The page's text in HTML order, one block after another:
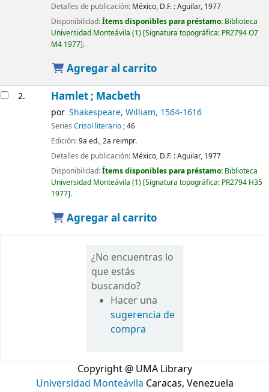
Detalles de publicación: México, D.F. :Aguilar, 1977
Disponibilidad:Ítems disponibles para préstamo: Biblioteca
Universidad Monteávila (1) Signatura topográfica: PR2794 O7
M4 1977 .
Agregar al carrito
2. Hamlet ; Macbeth
por Shakespeare, William, 1564-1616
Series Crisol literario; 46
Edición:9a ed., 2a reimpr.
Detalles de publicación: México, D.F. :Aguilar, 1977
Disponibilidad:Ítems disponibles para préstamo: Biblioteca
Universidad Monteávila (1) Signatura topográfica: PR2794 H35
1977 .
Agregar al carrito
¿No encuentras lo
que estás
buscando?
Hacer una
sugerencia de
compra
Copyright @ UMA Library
Universidad Monteávila Caracas, Venezuela